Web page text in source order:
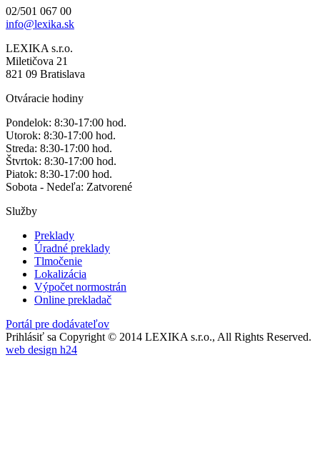
02/501 067 00
info@lexika.sk
LEXIKA s.r.o.
Miletičova 21
821 09 Bratislava
Otváracie hodiny
Pondelok: 8:30-17:00 hod.
Utorok: 8:30-17:00 hod.
Streda: 8:30-17:00 hod.
Štvrtok: 8:30-17:00 hod.
Piatok: 8:30-17:00 hod.
Sobota - Nedeľa: Zatvorené
Služby
Preklady
Úradné preklady
Tlmočenie
Lokalizácia
Výpočet normostrán
Online prekladač
Portál pre dodávateľov
Prihlásiť sa Copyright © 2014 LEXIKA s.r.o., All Rights Reserved.
web design h24